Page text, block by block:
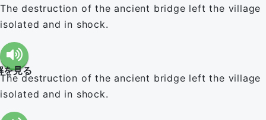
The destruction of the ancient bridge left the village
isolated and in shock.
を見る
The destruction of the ancient bridge left the village
isolated and in shock.